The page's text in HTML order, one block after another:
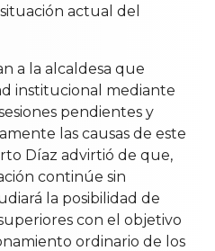
actual del
a la alcaldesa que
institucional mediante
pendientes y
las causas de este
Díaz advirtió de que,
continúe sin
la posibilidad de
con el objetivo
ordinario de los